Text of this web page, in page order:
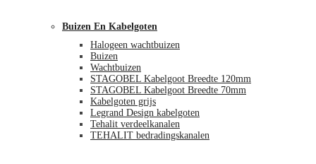
Buizen En Kabelgoten
Halogeen wachtbuizen
Buizen
Wachtbuizen
STAGOBEL Kabelgoot Breedte 120mm
STAGOBEL Kabelgoot Breedte 70mm
Kabelgoten grijs
Legrand Design kabelgoten
Tehalit verdeelkanalen
TEHALIT bedradingskanalen